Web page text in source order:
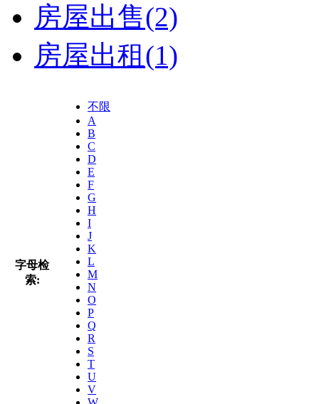
房屋出售(2)
房屋出租(1)
字母检
索:
不限
A
B
C
D
E
F
G
H
I
J
K
L
M
N
O
P
Q
R
S
T
U
V